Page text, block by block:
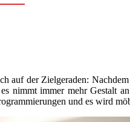
auf der Zielgeraden:
nimmt immer mehr Gestalt
und es wird